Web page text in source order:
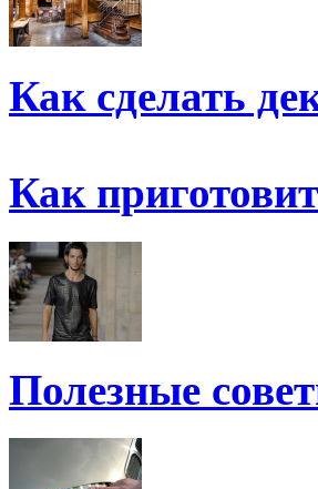
Как сделать
Как
Полезные